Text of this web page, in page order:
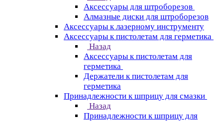
Аксессуары для штроборезов
Алмазные диски для штроборезов
Аксессуары к лазерному инструменту
Аксессуары к пистолетам для герметика
Назад
Аксессуары к пистолетам для
герметика
Держатели к пистолетам для
герметика
Принадлежности к шприцу для смазки
Назад
Принадлежности к шприцу для